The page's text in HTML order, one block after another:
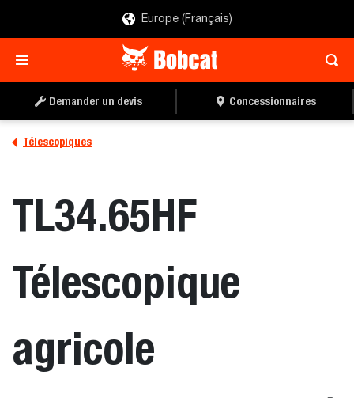
Europe (Français)
Demander un devis Concessionnaires
Télescopiques
TL34.65HF
Télescopique
agricole
DEMANDER UN DEVIS
TROUVER UN